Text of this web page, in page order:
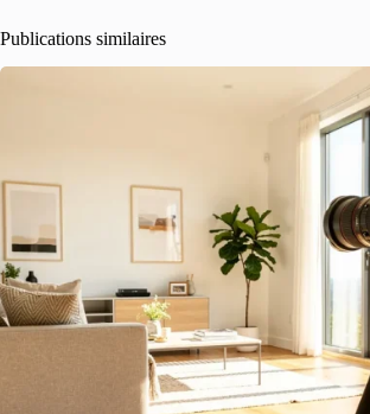
Publications similaires